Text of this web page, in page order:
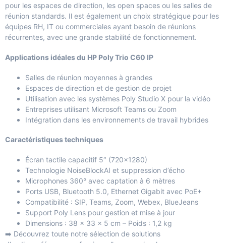
pour les espaces de direction, les open spaces ou les salles de
réunion standards. Il est également un choix stratégique pour les
équipes RH, IT ou commerciales ayant besoin de réunions
récurrentes, avec une grande stabilité de fonctionnement.
Applications idéales du HP Poly Trio C60 IP
Salles de réunion moyennes à grandes
Espaces de direction et de gestion de projet
Utilisation avec les systèmes Poly Studio X pour la vidéo
Entreprises utilisant Microsoft Teams ou Zoom
Intégration dans les environnements de travail hybrides
Caractéristiques techniques
Écran tactile capacitif 5″ (720×1280)
Technologie NoiseBlockAI et suppression d’écho
Microphones 360° avec captation à 6 mètres
Ports USB, Bluetooth 5.0, Ethernet Gigabit avec PoE+
Compatibilité : SIP, Teams, Zoom, Webex, BlueJeans
Support Poly Lens pour gestion et mise à jour
Dimensions : 38 x 33 x 5 cm – Poids : 1,2 kg
➡️ Découvrez toute notre sélection de solutions